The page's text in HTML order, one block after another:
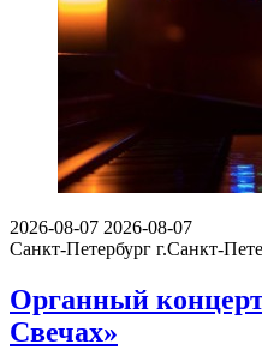
2026-08-07 2026-08-07
Санкт-Петербург г.Санкт-
Органный
Свечах»